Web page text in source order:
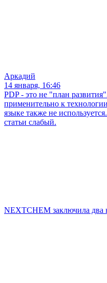
Аркадий
14 января, 16:46
PDP - это не "план
применительно к
языке также не
статьи слабый.
NEXTCHEM заключила два